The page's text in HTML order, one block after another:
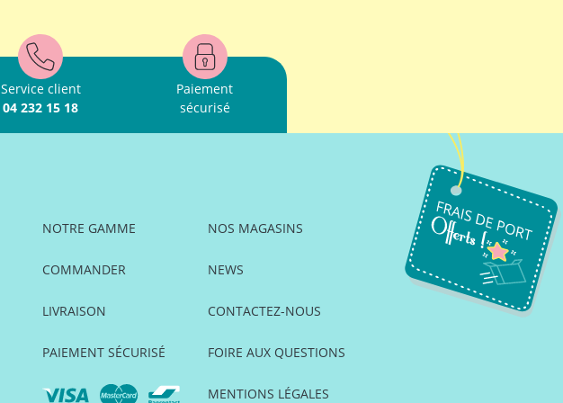
Service client
04 232 15 18
Paiement
sécurisé
NOTRE GAMME
COMMANDER
LIVRAISON
PAIEMENT SÉCURISÉ
NOS MAGASINS
NEWS
CONTACTEZ-NOUS
FOIRE AUX QUESTIONS
MENTIONS LÉGALES